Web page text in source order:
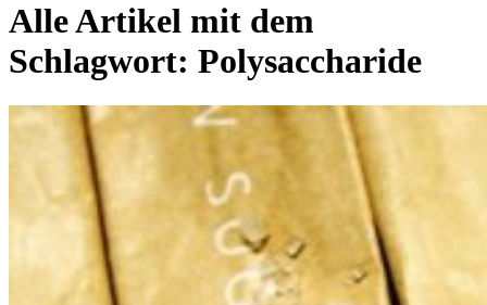
Alle Artikel mit dem
Schlagwort: Polysaccharide